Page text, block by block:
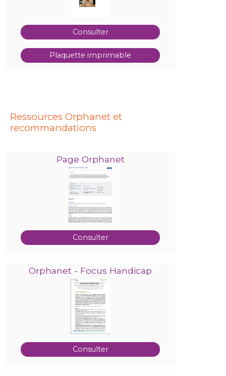
Consulter
Plaquette imprimable
Ressources Orphanet et
recommandations
Page Orphanet
Consulter
Orphanet - Focus Handicap
Consulter